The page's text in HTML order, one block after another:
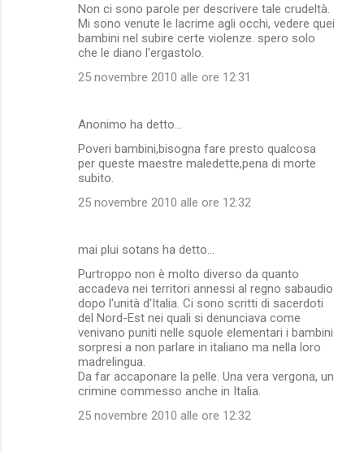
Non ci sono parole per descrivere tale crudeltà.
Mi sono venute le lacrime agli occhi, vedere quei
bambini nel subire certe violenze. spero solo
che le diano l'ergastolo.
25 novembre 2010 alle ore 12:31
Anonimo ha detto…
Poveri bambini,bisogna fare presto qualcosa
per queste maestre maledette,pena di morte
subito.
25 novembre 2010 alle ore 12:32
mai plui sotans ha detto…
Purtroppo non è molto diverso da quanto
accadeva nei territori annessi al regno sabaudio
dopo l'unità d'Italia. Ci sono scritti di sacerdoti
del Nord-Est nei quali si denunciava come
venivano puniti nelle squole elementari i bambini
sorpresi a non parlare in italiano ma nella loro
madrelingua.
Da far accaponare la pelle. Una vera vergona, un
crimine commesso anche in Italia.
25 novembre 2010 alle ore 12:32